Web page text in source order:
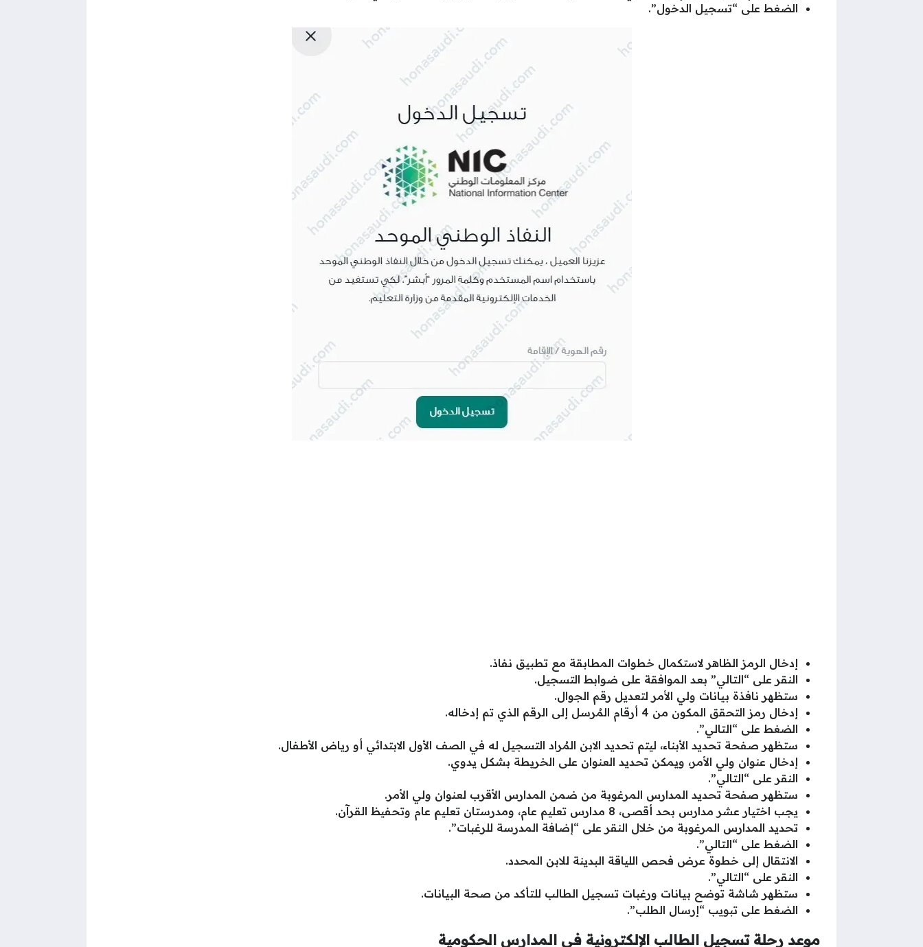
الضغط على “تسجيل الدخول”.
إدخال الرمز الظاهر لاستكمال خطوات المطابقة مع تطبيق نفاذ.
النقر على “التالي” بعد الموافقة على ضوابط التسجيل.
ستظهر نافذة بيانات ولي الأمر لتعديل رقم الجوال.
إدخال رمز التحقق المكون من 4 أرقام المُرسل إلى الرقم الذي تم إدخاله.
الضغط على “التالي”.
ستظهر صفحة تحديد الأبناء، ليتم تحديد الابن المُراد التسجيل له في الصف الأول الابتدائي أو رياض الأطفال.
إدخال عنوان ولي الأمر، ويمكن تحديد العنوان على الخريطة بشكل يدوي.
النقر على “التالي”.
ستظهر صفحة تحديد المدارس المرغوبة من ضمن المدارس الأقرب لعنوان ولي الأمر.
يجب اختيار عشر مدارس بحد أقصى، 8 مدارس تعليم عام، ومدرستان تعليم عام وتحفيظ القرآن.
تحديد المدارس المرغوبة من خلال النقر على “إضافة المدرسة للرغبات”.
الضغط على “التالي”.
الانتقال إلى خطوة عرض فحص اللياقة البدينة للابن المحدد.
النقر على “التالي”.
ستظهر شاشة توضح بيانات ورغبات تسجيل الطالب للتأكد من صحة البيانات.
الضغط على تبويب “إرسال الطلب”.
موعد رحلة تسجيل الطالب الإلكترونية في المدارس الحكومية